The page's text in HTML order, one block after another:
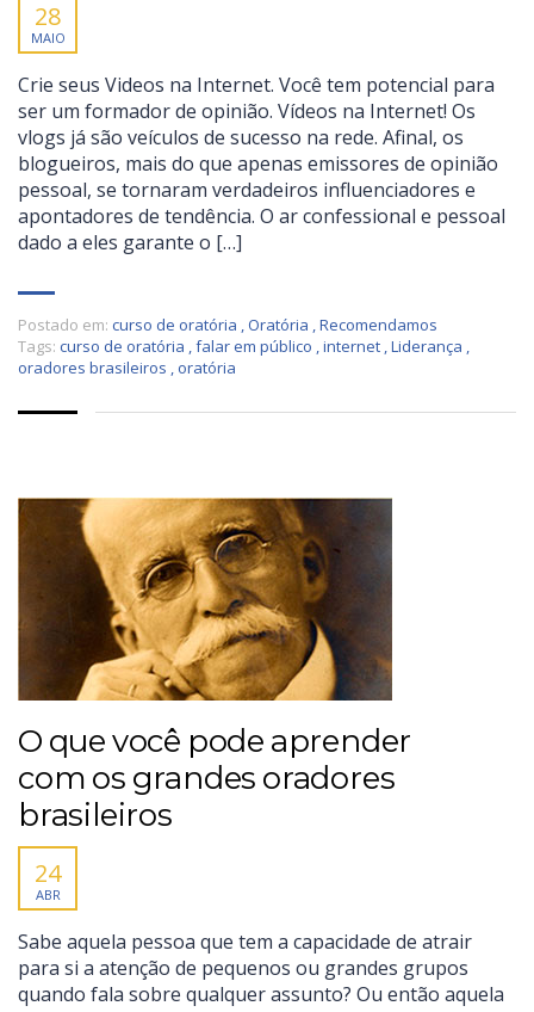
28
MAIO
Crie seus Videos na Internet. Você tem potencial para
ser um formador de opinião. Vídeos na Internet! Os
vlogs já são veículos de sucesso na rede. Afinal, os
blogueiros, mais do que apenas emissores de opinião
pessoal, se tornaram verdadeiros influenciadores e
apontadores de tendência. O ar confessional e pessoal
dado a eles garante o […]
Postado em: curso de oratória ,Oratória ,Recomendamos
Tags: curso de oratória ,falar em público ,internet ,Liderança ,
oradores brasileiros , oratória
O que você pode aprender
com os grandes oradores
brasileiros
24
ABR
Sabe aquela pessoa que tem a capacidade de atrair
para si a atenção de pequenos ou grandes grupos
quando fala sobre qualquer assunto? Ou então aquela